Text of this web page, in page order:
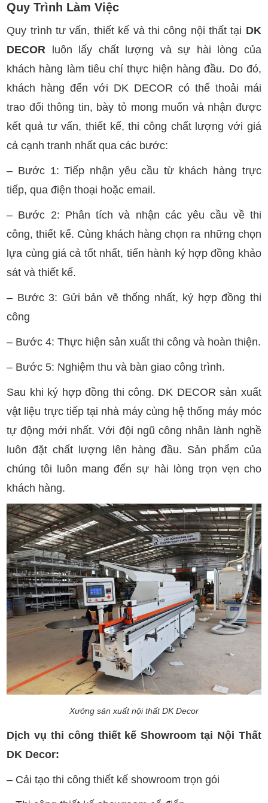
Quy Trình Làm Việc
Quy trình tư vấn, thiết kế và thi công nội thất tại DK
DECOR luôn lấy chất lượng và sự hài lòng của
khách hàng làm tiêu chí thực hiện hàng đầu. Do đó,
khách hàng đến với DK DECOR có thể thoải mái
trao đổi thông tin, bày tỏ mong muốn và nhận được
kết quả tư vấn, thiết kế, thi công chất lượng với giá
cả cạnh tranh nhất qua các bước:
– Bước 1: Tiếp nhận yêu cầu từ khách hàng trực
tiếp, qua điện thoại hoặc email.
– Bước 2: Phân tích và nhận các yêu cầu về thi
công, thiết kế. Cùng khách hàng chọn ra những chọn
lựa cùng giá cả tốt nhất, tiến hành ký hợp đồng khảo
sát và thiết kế.
– Bước 3: Gửi bản vẽ thống nhất, ký hợp đồng thi
công
– Bước 4: Thực hiện sản xuất thi công và hoàn thiện.
– Bước 5: Nghiệm thu và bàn giao công trình.
Sau khi ký hợp đồng thi công. DK DECOR sản xuất
vật liệu trực tiếp tại nhà máy cùng hệ thống máy móc
tự động mới nhất. Với đội ngũ công nhân lành nghề
luôn đặt chất lượng lên hàng đầu. Sản phẩm của
chúng tôi luôn mang đến sự hài lòng trọn vẹn cho
khách hàng.
Xưởng sản xuất nội thất DK Decor
Dịch vụ thi công thiết kế Showroom tại Nội Thất
DK Decor:
– Cải tạo thi công thiết kế showroom trọn gói